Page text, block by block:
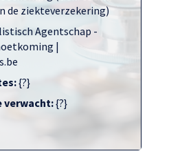
de ziekteverzekering)
Agentschap -
|
{?}
verwacht:{?}